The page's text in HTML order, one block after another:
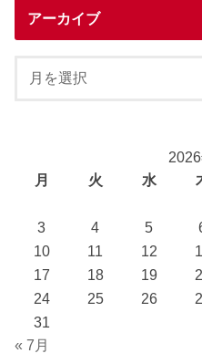
アーカイブ
月
火 水
3
4 5
10
11 12
17
18 19
24
25 26
31
« 7月